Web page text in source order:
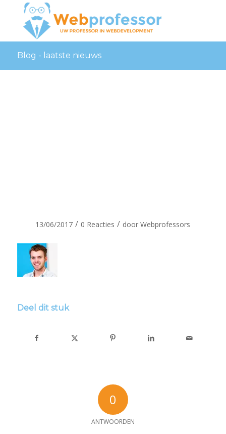
Blog - laatste nieuws
13/06/2017 / 0 Reacties / doorWebprofessors
Deel dit stuk
0
ANTWOORDEN